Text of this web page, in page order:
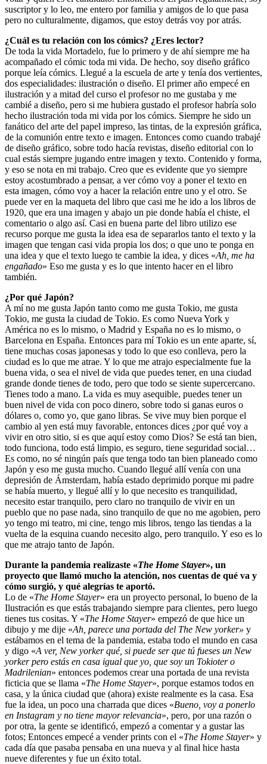
suscriptor y lo leo, me entero por familia y amigos de lo que pasa
pero no culturalmente, digamos, que estoy detrás voy por atrás.
¿Cuál es tu relación con los cómics? ¿Eres lector?
De toda la vida Mortadelo, fue lo primero y de ahí siempre me ha
acompañado el cómic toda mi vida. De hecho, soy diseño gráfico
porque leía cómics. Llegué a la escuela de arte y tenía dos vertientes,
dos especialidades: ilustración o diseño. El primer año empecé en
ilustración y a mitad del curso el profesor no me gustaba y me
cambié a diseño, pero si me hubiera gustado el profesor habría solo
hecho ilustración toda mi vida por los cómics. Siempre he sido un
fanático del arte del papel impreso, las tintas, de la expresión gráfica,
de la comunión entre texto e imagen. Entonces como cuando trabajé
de diseño gráfico, sobre todo hacía revistas, diseño editorial con lo
cual estás siempre jugando entre imagen y texto. Contenido y forma,
y eso se nota en mi trabajo. Creo que es evidente que yo siempre
estoy acostumbrado a pensar, a ver cómo voy a poner el texto en
esta imagen, cómo voy a hacer la relación entre uno y el otro. Se
puede ver en la maqueta del libro que casi me he ido a los libros de
1920, que era una imagen y abajo un pie donde había el chiste, el
comentario o algo así. Casi en buena parte del libro utilizo ese
recurso porque me gusta la idea esa de separarlos tanto el texto y la
imagen que tengan casi vida propia los dos; o que uno te ponga en
una idea y que el texto luego te cambie la idea, y dices «Ah, me ha
engañado» Eso me gusta y es lo que intento hacer en el libro
también.
¿Por qué Japón?
A mí no me gusta Japón tanto como me gusta Tokio, me gusta
Tokio, me gusta la ciudad de Tokio. Es como Nueva York y
América no es lo mismo, o Madrid y España no es lo mismo, o
Barcelona en España. Entonces para mí Tokio es un ente aparte, sí,
tiene muchas cosas japonesas y todo lo que eso conlleva, pero la
ciudad es lo que me atrae. Y lo que me atrajo especialmente fue la
buena vida, o sea el nivel de vida que puedes tener, en una ciudad
grande donde tienes de todo, pero que todo se siente supercercano.
Tienes todo a mano. La vida es muy asequible, puedes tener un
buen nivel de vida con poco dinero, sobre todo si ganas euros o
dólares o, como yo, que gano libras. Se vive muy bien porque el
cambio al yen está muy favorable, entonces dices ¿por qué voy a
vivir en otro sitio, si es que aquí estoy como Dios? Se está tan bien,
todo funciona, todo está limpio, es seguro, tiene seguridad social…
Es como, no sé ningún país que tenga todo tan bien planeado como
Japón y eso me gusta mucho. Cuando llegué allí venía con una
depresión de Ámsterdam, había estado deprimido porque mi padre
se había muerto, y llegué allí y lo que necesito es tranquilidad,
necesito estar tranquilo, pero claro no tranquilo de vivir en un
pueblo que no pase nada, sino tranquilo de que no me agobien, pero
yo tengo mi teatro, mi cine, tengo mis libros, tengo las tiendas a la
vuelta de la esquina cuando necesito algo, pero tranquilo. Y eso es lo
que me atrajo tanto de Japón.
Durante la pandemia realizaste «The Home Stayer», un
proyecto que llamó mucho la atención, nos cuentas de qué va y
cómo surgió, y qué alegrías te aportó.
Lo de «The Home Stayer» era un proyecto personal, lo bueno de la
Ilustración es que estás trabajando siempre para clientes, pero luego
tienes tus cositas. Y «The Home Stayer» empezó de que hice un
dibujo y me dije «Ah, parece una portada del The New yorker» y
estábamos en el tema de la pandemia, estaba todo el mundo en casa
y digo «A ver, New yorker qué, si puede ser que tú fueses un New
yorker pero estás en casa igual que yo, que soy un Tokioter o
Madrilenian» entonces podemos crear una portada de una revista
ficticia que se llama «The Home Stayer», porque estamos todos en
casa, y la única ciudad que (ahora) existe realmente es la casa. Esa
fue la idea, un poco una charrada que dices «Bueno, voy a ponerlo
en Instagram y no tiene mayor relevancia», pero, por una razón o
por otra, la gente se identificó, empezó a comentar y a gustar las
fotos; Entonces empecé a vender prints con el «The Home Stayer» y
cada día que pasaba pensaba en una nueva y al final hice hasta
nueve diferentes y fue un éxito total.